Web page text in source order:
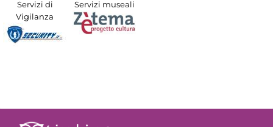
Servizi di
Vigilanza
Servizi museali